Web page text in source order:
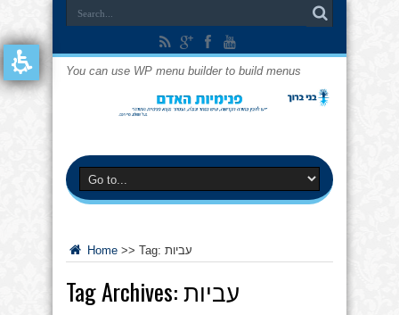
You can use WP menu builder to build menus
Home >> Tag: עביות
Tag Archives:עביות